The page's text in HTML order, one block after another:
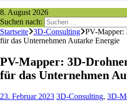
8. August 2026
Suchen nach:
Startseite 3D-Consulting PV-Mapper:
für das Unternehmen Autarke Energie
PV-Mapper: 3D-
für das Unternehmen
23. Februar 2023 3D-Consulting, 3D-